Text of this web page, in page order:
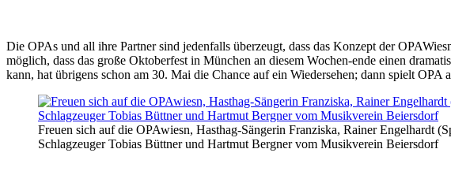
Die OPAs und all ihre Partner sind jedenfalls überzeugt, dass das Konzept der
möglich, dass das große Oktoberfest in München an diesem Wochen-ende einen
kann, hat übrigens schon am 30. Mai die Chance auf ein Wiedersehen; dann spielt
Freuen sich auf die OPAwiesn, Hasthag-Sängerin Franziska, Rainer
Schlagzeuger Tobias Büttner und Hartmut Bergner vom Musikverein Beiersdorf